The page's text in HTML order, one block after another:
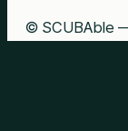
© SCUBAble